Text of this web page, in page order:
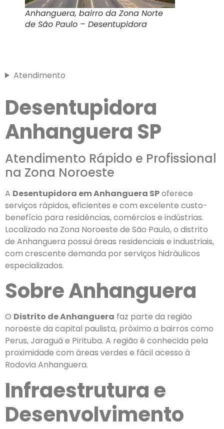
Anhanguera, bairro da Zona Norte
de São Paulo – Desentupidora
Atendimento
Desentupidora
Anhanguera SP
Atendimento Rápido e Profissional
na Zona Noroeste
A Desentupidora em Anhanguera SPoferece
serviços rápidos, eficientes e com excelente custo-
benefício para residências, comércios e indústrias.
Localizado na Zona Noroeste de São Paulo, o distrito
de Anhanguera possui áreas residenciais e industriais,
com crescente demanda por serviços hidráulicos
especializados.
Sobre Anhanguera
O Distrito de Anhanguera faz parte da região
noroeste da capital paulista, próximo a bairros como
Perus, Jaraguá e Pirituba. A região é conhecida pela
proximidade com áreas verdes e fácil acesso à
Rodovia Anhanguera.
Infraestrutura e
Desenvolvimento